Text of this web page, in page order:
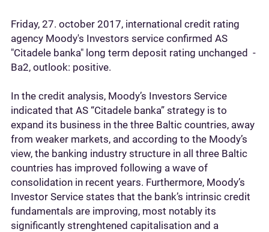
Friday, 27. october 2017, international credit rating
agency Moody's Investors service confirmed AS
"Citadele banka" long term deposit rating unchanged -
Ba2, outlook: positive.
In the credit analysis, Moody’s Investors Service
indicated that AS “Citadele banka” strategy is to
expand its business in the three Baltic countries, away
from weaker markets, and according to the Moody’s
view, the banking industry structure in all three Baltic
countries has improved following a wave of
consolidation in recent years. Furthermore, Moody’s
Investor Service states that the bank’s intrinsic credit
fundamentals are improving, most notably its
significantly strenghtened capitalisation and a